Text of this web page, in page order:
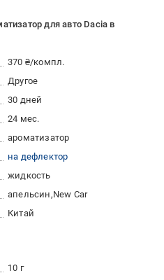
для авто Dacia в
370 ₴/компл.
Другое
30 дней
24 мес.
ароматизатор
на дефлектор
жидкость
апельсин New Car
Китай
10 г